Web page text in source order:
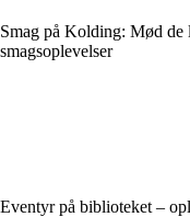
Smag på Kolding: Mød de
smagsoplevelser
Eventyr på biblioteket –